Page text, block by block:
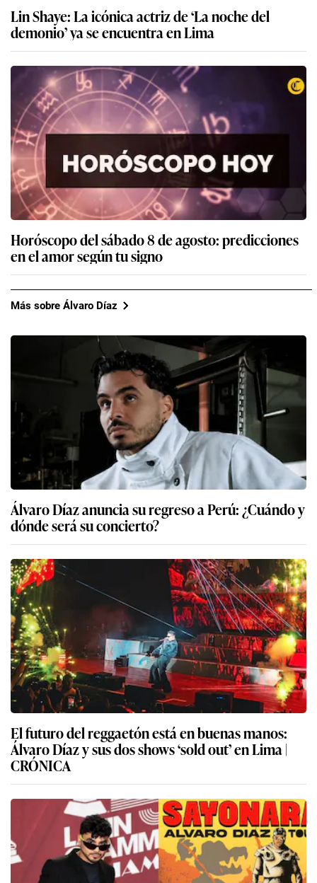
Lin Shaye: La icónica actriz de ‘La noche del
demonio’ ya se encuentra en Lima
Horóscopo del sábado 8 de agosto: predicciones
en el amor según tu signo
Más sobre Álvaro Díaz
Álvaro Díaz anuncia su regreso a Perú: ¿Cuándo y
dónde será su concierto?
El futuro del reggaetón está en buenas manos:
Álvaro Díaz y sus dos shows ‘sold out’ en Lima |
CRÓNICA